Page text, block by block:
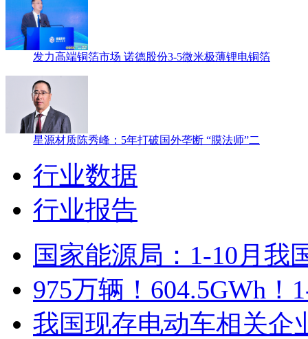
发力高端铜箔市场 诺德股份3-5微米极薄锂电铜箔
星源材质陈秀峰：5年打破国外垄断 “膜法师”二
行业数据
行业报告
国家能源局：1-10月我
975万辆！604.5GWh
我国现存电动车相关企